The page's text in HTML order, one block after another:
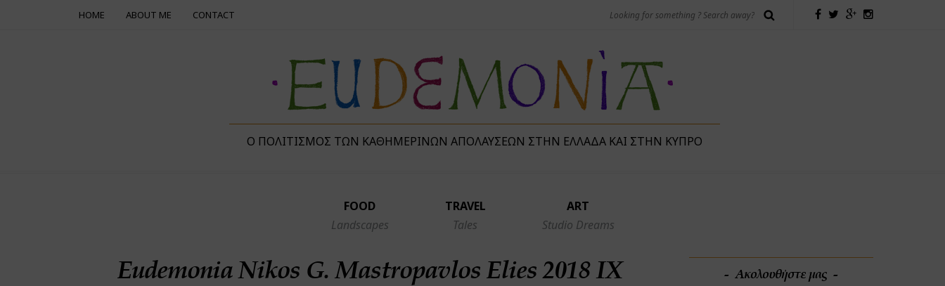
HOME ABOUT ME CONTACT
Ο ΠΟΛΙΤΙΣΜΌΣ ΤΩΝ ΚΑΘΗΜΕΡΙΝΏΝ ΑΠΟΛΑΎΣΕΩΝ ΣΤΗΝ ΕΛΛΆΔΑ ΚΑΙ ΣΤΗΝ ΚΎΠΡΟ
FOOD
Landscapes
TRAVEL
Tales
ART
Studio Dreams
Eudemonia Nikos G. Mastropavlos Elies 2018 IX Ακολουθήστε μας